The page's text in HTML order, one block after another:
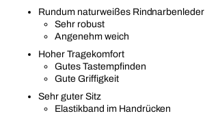
Rundum naturweißes Rindnarbenleder
Sehr robust
Angenehm weich
Hoher Tragekomfort
Gutes Tastempfinden
Gute Griffigkeit
Sehr guter Sitz
Elastikband im Handrücken